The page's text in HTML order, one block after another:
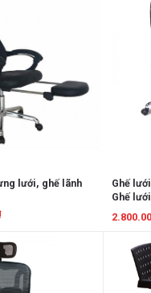
lưới, ghế lãnh
Ghế
Ghế
Xem